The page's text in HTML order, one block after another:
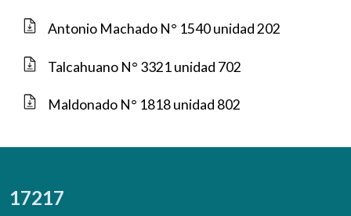
Antonio Machado N° 1540 unidad 202
Talcahuano N° 3321 unidad 702
Maldonado N° 1818 unidad 802
17217